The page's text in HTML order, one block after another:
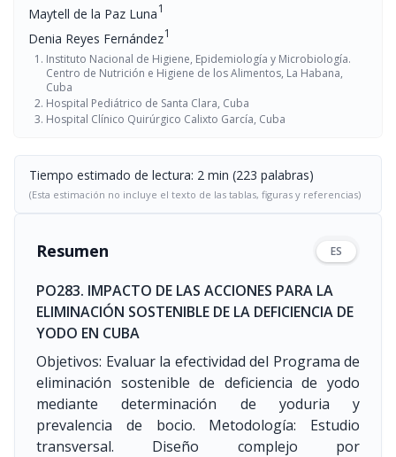
Maytell de la Paz Luna1
Denia Reyes Fernández1
Instituto Nacional de Higiene, Epidemiología y Microbiología.
Centro de Nutrición e Higiene de los Alimentos, La Habana,
Cuba
Hospital Pediátrico de Santa Clara, Cuba
Hospital Clínico Quirúrgico Calixto García, Cuba
Tiempo estimado de lectura: 2 min (223 palabras)
(Esta estimación no incluye el texto de las tablas, figuras y referencias)
Resumen ES
PO283. IMPACTO DE LAS ACCIONES PARA LA
ELIMINACIÓN SOSTENIBLE DE LA DEFICIENCIA DE
YODO EN CUBA
Objetivos: Evaluar la efectividad del Programa de
eliminación sostenible de deficiencia de yodo
mediante determinación de yoduria y
prevalencia de bocio. Metodología: Estudio
transversal. Diseño complejo por